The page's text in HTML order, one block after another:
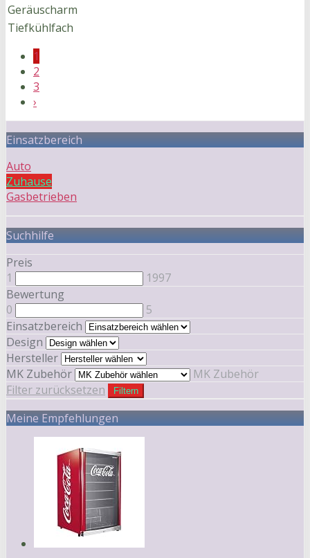
Geräuscharm
Tiefkühlfach
1
2
3
›
Einsatzbereich
Auto
Zuhause
Gasbetrieben
Suchhilfe
Preis
1
1997
Bewertung
0
5
Einsatzbereich
Design
Hersteller
MK Zubehör
MK Zubehör
Filter zurücksetzen
Filtern
Meine Empfehlungen